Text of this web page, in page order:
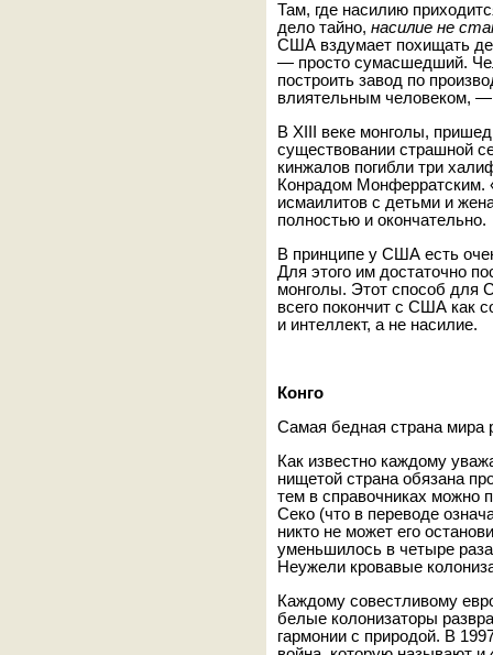
Там, где насилию
дело тайно, насилие не
США вздумает похищать
— просто сумасшедший.
построить завод по
влиятельным человеком,
В XIII веке монголы,
существовании страшной
кинжалов погибли три
Конрадом Монферратским.
исмаилитов с детьми и
полностью и окончательно.
В принципе у США есть
Для этого им достаточно
монголы. Этот способ для
всего покончит с США как
и интеллект, а не насилие.
Конго
Самая бедная страна мира
Как известно каждому
нищетой страна обязана
тем в справочниках можно
Секо (что в переводе
никто не может его
уменьшилось в четыре
Неужели кровавые
Каждому совестливому
белые колонизаторы
гармонии с природой. В